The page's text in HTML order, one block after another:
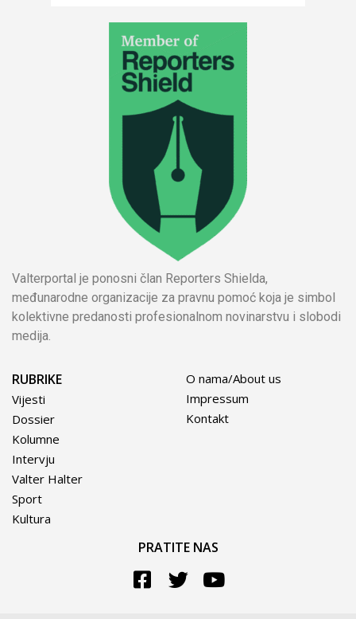
Valterportal je ponosni član Reporters Shielda,
međunarodne organizacije za pravnu pomoć koja je simbol
kolektivne predanosti profesionalnom novinarstvu i slobodi
medija.
RUBRIKE
Vijesti
Dossier
Kolumne
Intervju
Valter Halter
Sport
Kultura
O nama/About us
Impressum
Kontakt
PRATITE NAS